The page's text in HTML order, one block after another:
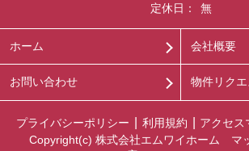
定休日：
無
ホーム 会社概要
お問い合わせ 物件リクエ
プライバシーポリシー 利用規約 アクセス
Copyright(c) 株式会社エムワイホーム マ